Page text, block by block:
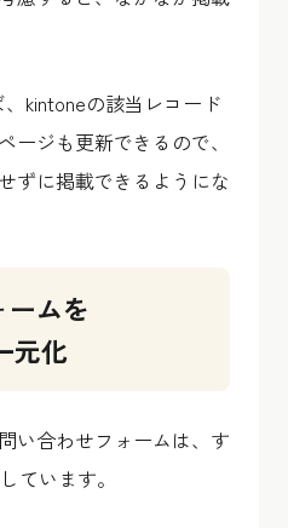
kintoneの該当レコード
ージも更新できるので、
ずに掲載できるようにな
ムを
元化
い合わせフォームは、す
ています。